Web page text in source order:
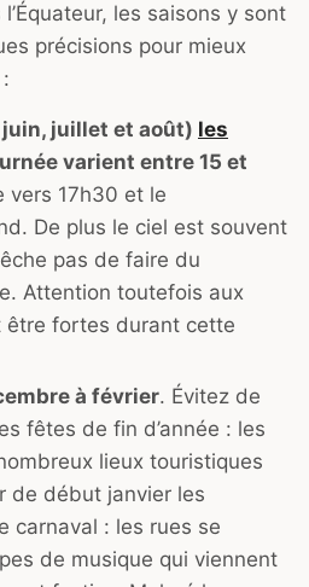
les saisons y sont
précisions pour mieux
juin, juillet et août) les
varient entre 15 et
vers 17h30 et le
De plus le ciel est souvent
pas de faire du
Attention toutefois aux
être fortes durant cette
à février. Évitez de
fêtes de fin d’année : les
lieux touristiques
de début janvier les
carnaval : les rues se
de musique qui viennent